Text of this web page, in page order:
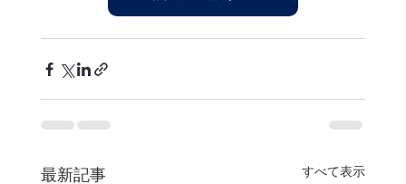
最新記事 すべて表示